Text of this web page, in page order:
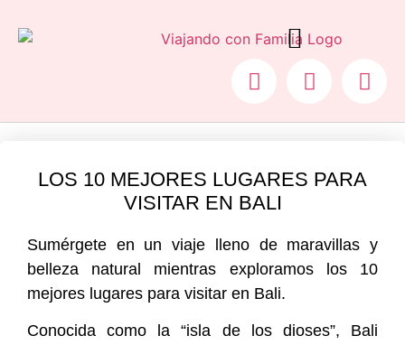
LOS 10 MEJORES LUGARES PARA
VISITAR EN BALI
Sumérgete en un viaje lleno de maravillas y
belleza natural mientras exploramos los 10
mejores lugares para visitar en Bali.
Conocida como la “isla de los dioses”, Bali